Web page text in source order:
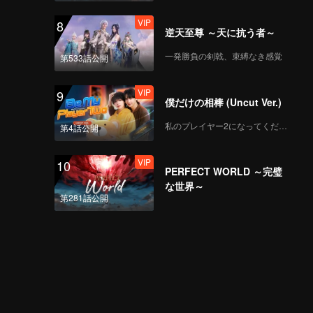
8
第533話公開
VIP
逆天至尊 ～天に抗う者～
一発勝負の剣戟、束縛なき感覚
9
第4話公開
VIP
僕だけの相棒 (Uncut Ver.)
私のプレイヤー2になってください
10
第281話公開
VIP
PERFECT WORLD ～完璧
な世界～